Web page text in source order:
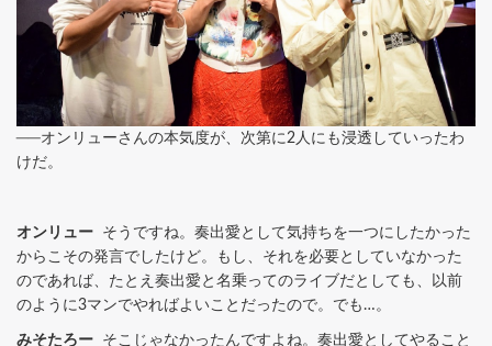
──オンリューさんの本気度が、次第に2人にも浸透していったわ
けだ。
オンリュー そうですね。奏出愛として気持ちを一つにしたかった
からこその発言でしたけど。もし、それを必要としていなかった
のであれば、たとえ奏出愛と名乗ってのライブだとしても、以前
のように3マンでやればよいことだったので。でも…。
みそたろー そこじゃなかったんですよね。奏出愛としてやること